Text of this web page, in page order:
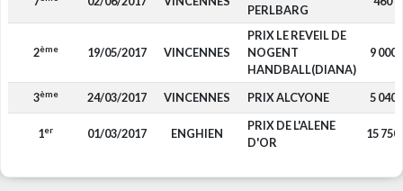
PERLBARG
2ème 19/05/2017 VINCENNES
PRIX LE REVEIL DE
NOGENT
HANDBALL(DIANA)
9 000
3ème 24/03/2017 VINCENNES PRIX ALCYONE 5 040
1er 01/03/2017 ENGHIEN
PRIX DE L'ALENE
D'OR
15 750